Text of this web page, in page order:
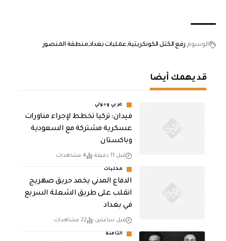
الوسوم رفع الكتل الكونكريتية عمليات بغدادمنطقة المنصور
قد يهمك أيضا
عربي ودولي
فيدان: تركيا تخطط لإجراء مناورات
عسكرية مشتركة مع السعودية
وباكستان
قبل 11 دقيقة 4 مشاهدات
محليات
الدفاع المدني يخمد حريق صهريج
انقلب على طريق الشعلة السريع
في بغداد
قبل ساعتين 22 مشاهدات
الثامنة